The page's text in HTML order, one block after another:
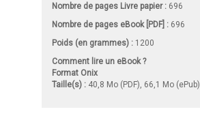
Nombre de pages Livre papier: 696
Nombre de pages eBook [PDF] : 696
Poids (en grammes) : 1200
Comment lire un eBook ?
Format Onix
Taille(s) : 40,8 Mo (PDF), 66,1 Mo (ePub)